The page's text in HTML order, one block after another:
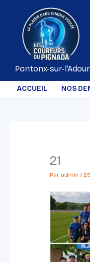
contenu
Pontonx-sur-
ACCUEIL NOS
21
Par admin/